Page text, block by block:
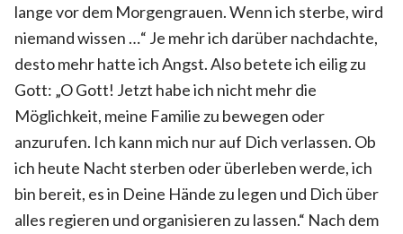
lange vor dem Morgengrauen. Wenn ich sterbe, wird
niemand wissen …“ Je mehr ich darüber nachdachte,
desto mehr hatte ich Angst. Also betete ich eilig zu
Gott: „O Gott! Jetzt habe ich nicht mehr die
Möglichkeit, meine Familie zu bewegen oder
anzurufen. Ich kann mich nur auf Dich verlassen. Ob
ich heute Nacht sterben oder überleben werde, ich
bin bereit, es in Deine Hände zu legen und Dich über
alles regieren und organisieren zu lassen.“ Nach dem